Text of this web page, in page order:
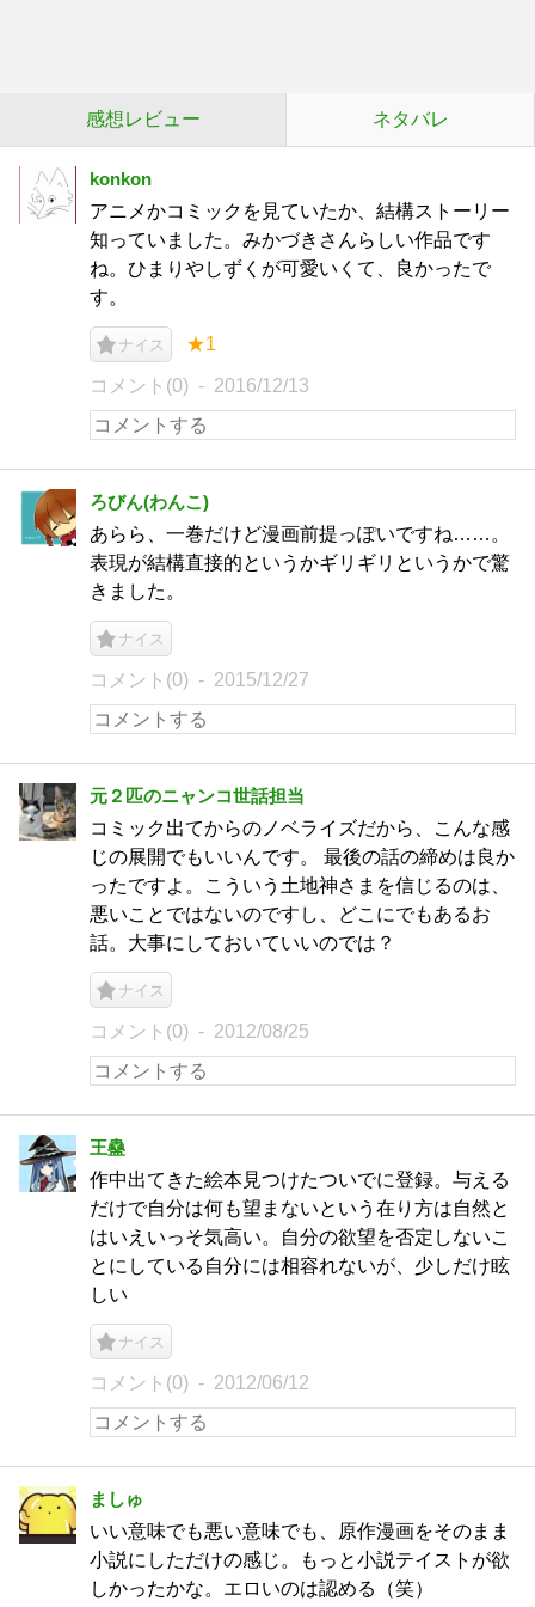
感想レビュー ネタバレ
konkon
アニメかコミックを見ていたか、結構ストーリー
知っていました。みかづきさんらしい作品です
ね。ひまりやしずくが可愛いくて、良かったで
す。
ナイス ★1
コメント(0) 2016/12/13
ろびん(わんこ)
あらら、一巻だけど漫画前提っぽいですね……。
表現が結構直接的というかギリギリというかで驚
きました。
ナイス
コメント(0) 2015/12/27
元２匹のニャンコ世話担当
コミック出てからのノベライズだから、こんな感
じの展開でもいいんです。 最後の話の締めは良か
ったですよ。こういう土地神さまを信じるのは、
悪いことではないのですし、どこにでもあるお
話。大事にしておいていいのでは？
ナイス
コメント(0) 2012/08/25
王蠱
作中出てきた絵本見つけたついでに登録。与える
だけで自分は何も望まないという在り方は自然と
はいえいっそ気高い。自分の欲望を否定しないこ
とにしている自分には相容れないが、少しだけ眩
しい
ナイス
コメント(0) 2012/06/12
ましゅ
いい意味でも悪い意味でも、原作漫画をそのまま
小説にしただけの感じ。もっと小説テイストが欲
しかったかな。エロいのは認める（笑）